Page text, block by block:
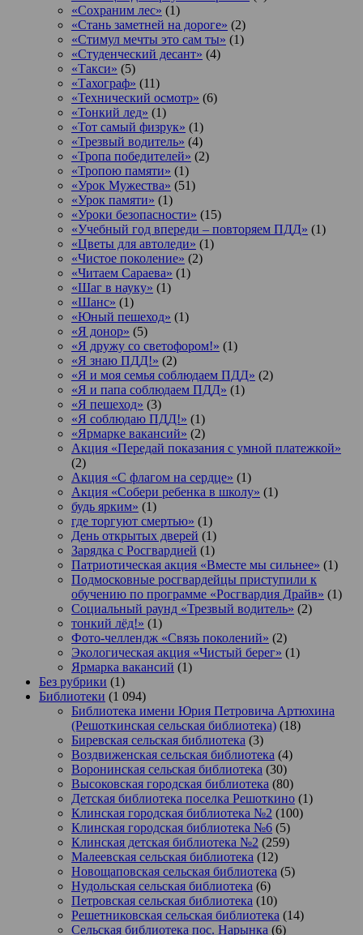
«Сохраним лес» (1)
«Стань заметней на дороге» (2)
«Стимул мечты это сам ты» (1)
«Студенческий десант» (4)
«Такси» (5)
«Тахограф» (11)
«Технический осмотр» (6)
«Тонкий лед» (1)
«Тот самый физрук» (1)
«Трезвый водитель» (4)
«Тропа победителей» (2)
«Тропою памяти» (1)
«Урок Мужества» (51)
«Урок памяти» (1)
«Уроки безопасности» (15)
«Учебный год впереди – повторяем ПДД» (1)
«Цветы для автоледи» (1)
«Чистое поколение» (2)
«Читаем Сараева» (1)
«Шаг в науку» (1)
«Шанс» (1)
«Юный пешеход» (1)
«Я донор» (5)
«Я дружу со светофором!» (1)
«Я знаю ПДД!» (2)
«Я и моя семья соблюдаем ПДД» (2)
«Я и папа соблюдаем ПДД» (1)
«Я пешеход» (3)
«Я соблюдаю ПДД!» (1)
«Ярмарке вакансий» (2)
Акция «Передай показания с умной платежкой»
(2)
Акция «С флагом на сердце» (1)
Акция «Собери ребенка в школу» (1)
будь ярким» (1)
где торгуют смертью» (1)
День открытых дверей (1)
Зарядка с Росгвардией (1)
Патриотическая акция «Вместе мы сильнее» (1)
Подмосковные росгвардейцы приступили к
обучению по программе «Росгвардия Драйв» (1)
Социальный раунд «Трезвый водитель» (2)
тонкий лёд!» (1)
Фото-челлендж «Связь поколений» (2)
Экологическая акция «Чистый берег» (1)
Ярмарка вакансий (1)
Без рубрики (1)
Библиотеки (1 094)
Библиотека имени Юрия Петровича Артюхина
(Решоткинская сельская библиотека) (18)
Биревская сельская библиотека (3)
Воздвиженская сельская библиотека (4)
Воронинская сельская библиотека (30)
Высоковская городская библиотека (80)
Детская библиотека поселка Решоткино (1)
Клинская городская библиотека №2 (100)
Клинская городская библиотека №6 (5)
Клинская детская библиотека №2 (259)
Малеевская сельская библиотека (12)
Новощаповская сельская библиотека (5)
Нудольская сельская библиотека (6)
Петровская сельская библиотека (10)
Решетниковская сельская библиотека (14)
Сельская библиотека пос. Нарынка (6)